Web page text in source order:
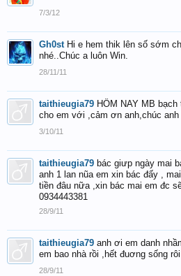
7/3/12
Gh0st Hi e hem thik lên số sớm
nhé..Chúc a luôn Win.
28/11/11
taithieugia79 HÔM NAY MB
cho em với ,cảm ơn anh,chúc anh
3/10/11
taithieugia79 bác giưp ngày mai
anh 1 lan nũa em xin bác đấy ,
tiền đâu nữa ,xin bác mai em đc
0934443381
28/9/11
taithieugia79 anh ơi em danh
em bao nhà rồi ,hết đuơng sống rôi
28/9/11